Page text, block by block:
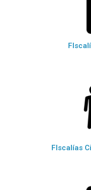
FIscalías